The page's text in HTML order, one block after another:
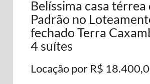
Belíssima casa térrea
Padrão no
fechado Terra
4 suítes
Locação por R$